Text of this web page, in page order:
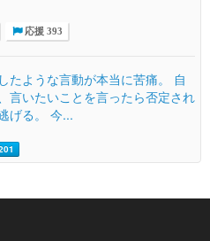
応援 393
たような言動が本当に苦痛。 自
言いたいことを言ったら否定され
げる。 今...